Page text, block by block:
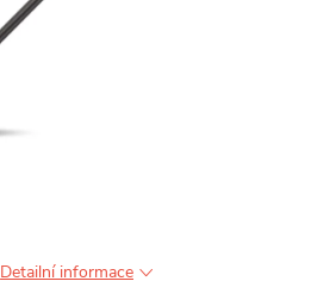
Detailní informace